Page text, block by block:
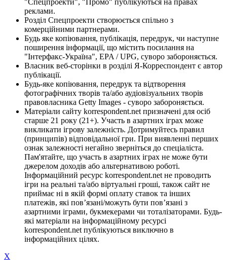
"Спецпроекти", "Промо" публікуються на правах
реклами.
Розділ Спецпроекти створюється спільно з
комерційними партнерами.
Будь яке копіювання, публікація, передрук, чи наступне
поширення інформації, що містить посилання на
"Інтерфакс-Україна", EPA / UPG, суворо забороняється.
Власник веб-сторінки в розділі Я-Корреспондент є автор
публікації.
Будь-яке копіювання, передрук та відтворення
фотографічних творів та/або аудіовізуальних творів
правовласника Getty Images - суворо забороняється.
Матеріали сайту korrespondent.net призначені для осіб
старше 21 року (21+). Участь в азартних іграх може
викликати ігрову залежність. Дотримуйтесь правил
(принципів) відповідальної гри. При виявленні перших
ознак залежності негайно зверніться до спеціаліста.
Пам'ятайте, що участь в азартних іграх не може бути
джерелом доходів або альтернативою роботі.
Інформаційний ресурс korrespondent.net не проводить
ігри на реальні та/або віртуальні гроші, також сайт не
приймає ні в якій формі оплату ставок та інших
платежів, які пов’язані/можуть бути пов’язані з
азартними іграми, букмекерами чи тоталізаторами. Будь-
які матеріали на інформаційному ресурсі
korrespondent.net публікуються виключно в
інформаційних цілях.
X